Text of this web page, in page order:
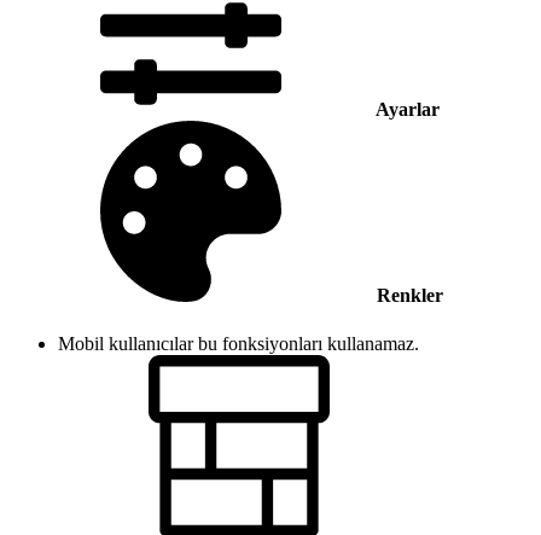
Ayarlar
Renkler
Mobil kullanıcılar bu fonksiyonları kullanamaz.